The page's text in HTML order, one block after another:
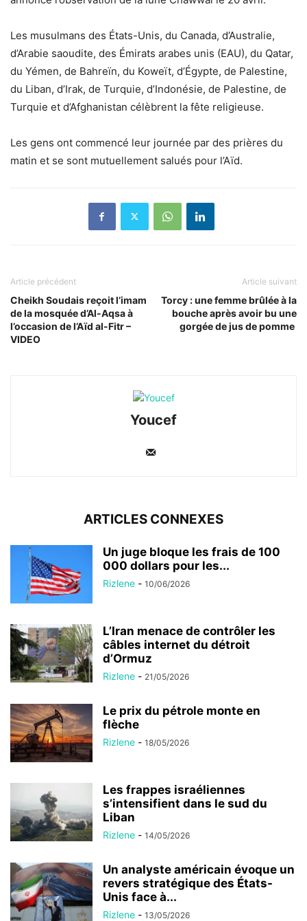
Les musulmans des États-Unis, du Canada, d’Australie,
d’Arabie saoudite, des Émirats arabes unis (EAU), du Qatar,
du Yémen, de Bahreïn, du Koweït, d’Égypte, de Palestine,
du Liban, d’Irak, de Turquie, d’Indonésie, de Palestine, de
Turquie et d’Afghanistan célèbrent la fête religieuse.
Les gens ont commencé leur journée par des prières du
matin et se sont mutuellement salués pour l’Aïd.
Article précédent
Cheikh Soudais reçoit l’imam
de la mosquée d’Al-Aqsa à
l’occasion de l’Aïd al-Fitr –
VIDEO
Article suivant
Torcy : une femme brûlée à la
bouche après avoir bu une
gorgée de jus de pomme
Youcef
ARTICLES CONNEXES
Un juge bloque les frais de 100
000 dollars pour les...
Rizlene - 10/06/2026
L’Iran menace de contrôler les
câbles internet du détroit
d’Ormuz
Rizlene - 21/05/2026
Le prix du pétrole monte en
flèche
Rizlene - 18/05/2026
Les frappes israéliennes
s’intensifient dans le sud du
Liban
Rizlene - 14/05/2026
Un analyste américain évoque un
revers stratégique des États-
Unis face à...
Rizlene - 13/05/2026